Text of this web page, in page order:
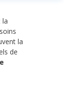
la
la
de